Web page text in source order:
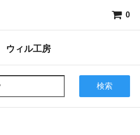
0
ウィル工房
検索